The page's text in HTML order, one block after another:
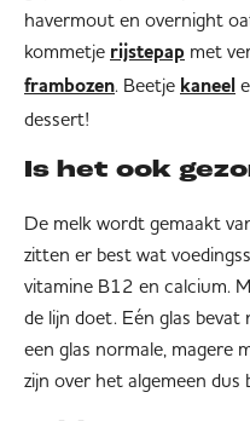
havermout en overnight
kommetje rijstepap met
frambozen. Beetje kaneel
dessert!
Is het ook
De melk wordt gemaakt
zitten er best wat
vitamine B12 en calcium.
de lijn doet. Eén glas
een glas normale, magere
zijn over het algemeen dus